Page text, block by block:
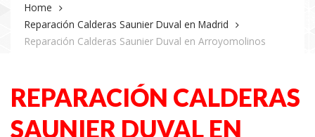
Home
Reparación Calderas Saunier Duval en Madrid
Reparación Calderas Saunier Duval en Arroyomolinos
REPARACIÓN CALDERAS
SAUNIER DUVAL EN